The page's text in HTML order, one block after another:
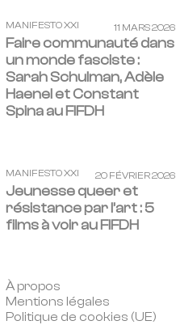
MANIFESTO XXI 11 MARS 2026
Faire communauté dans
un monde fasciste :
Sarah Schulman, Adèle
Haenel et Constant
Spina au FIFDH
MANIFESTO XXI 20 FÉVRIER 2026
Jeunesse queer et
résistance par l’art : 5
films à voir au FIFDH
À propos
Mentions légales
Politique de cookies (UE)